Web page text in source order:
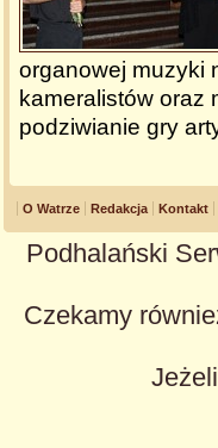
organowej muzyki
kameralistów oraz
podziwianie gry
O Watrze Redakcja Kontakt
Podhalański
Czekamy